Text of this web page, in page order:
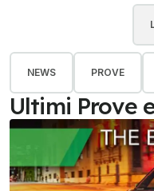
NEWS PROVE
Ultimi Prove